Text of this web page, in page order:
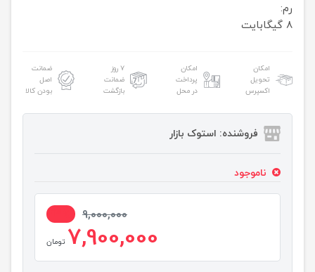
رم:
8 گیگابایت
امکان
تحویل
اکسپرس
امکان
پرداخت
در محل
۷ روز
ضمانت
بازگشت
ضمانت
اصل
بودن کالا
فروشنده: استوک بازار
ناموجود
9,000,000
7,900,000 تومان